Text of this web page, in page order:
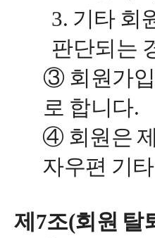
3. 기타 회
판단되는
③ 회원가입
로 합니다.
④ 회원은
자우편 기
제7조(회원 탈